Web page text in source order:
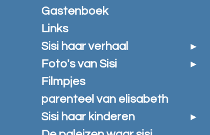
Gastenboek
Links
Sisi haar verhaal
Foto's van Sisi
Filmpjes
parenteel van elisabeth
Sisi haar kinderen